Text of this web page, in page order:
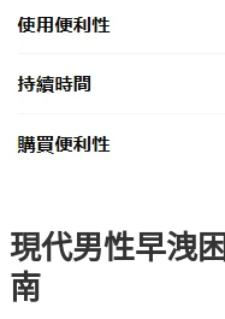
現代男性早洩
南